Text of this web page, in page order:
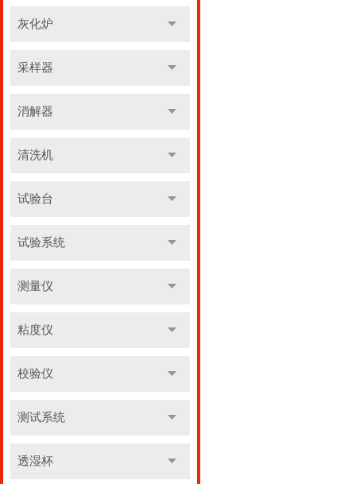
灰化炉
采样器
消解器
清洗机
试验台
试验系统
测量仪
粘度仪
校验仪
测试系统
透湿杯